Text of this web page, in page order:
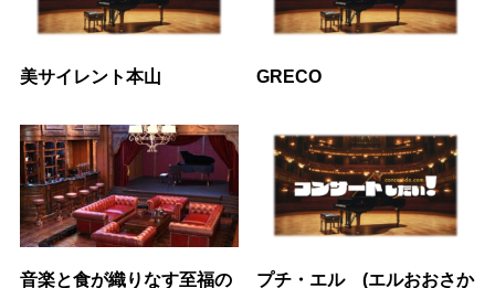
美サイレント本山 GRECO
音楽と食が織りなす至福の
プチ・エル (エルおおさか